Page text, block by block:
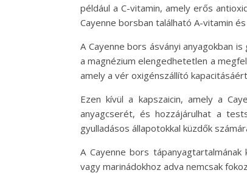
például a C-vitamin, amely erős
Cayenne borsban található A-vitamin
A Cayenne bors ásványi anyagokban
a magnézium elengedhetetlen a
amely a vér oxigénszállító
Ezen kívül a kapszaicin, amely a
anyagcserét, és hozzájárulhat a
gyulladásos állapotokkal küzdők
A Cayenne bors
vagy marinádokhoz adva nemcsak